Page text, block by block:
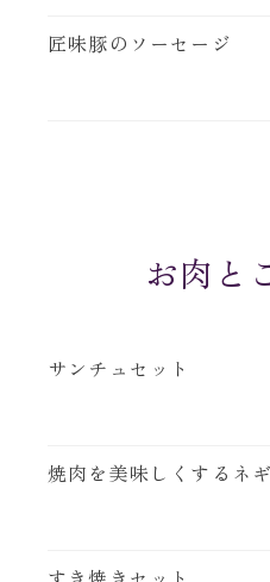
匠味豚のソーセージ
お肉と
サンチュセット
焼肉を美味しくするネギ